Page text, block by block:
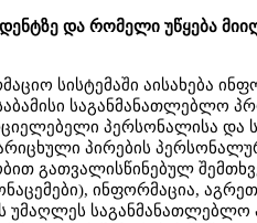
და რომელი უწყება
სისტემაში აისახება
საგანმანათლებლო
პერსონალისა და
პირების
გათვალისწინებულ
ინფორმაცია,
უმაღლეს საგანმანათლებლო